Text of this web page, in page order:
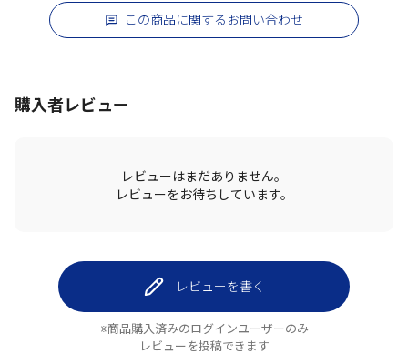
この商品に関するお問い合わせ
購入者レビュー
レビューはまだありません。
レビューをお待ちしています。
レビューを書く
※商品購入済みのログインユーザーのみ
レビューを投稿できます